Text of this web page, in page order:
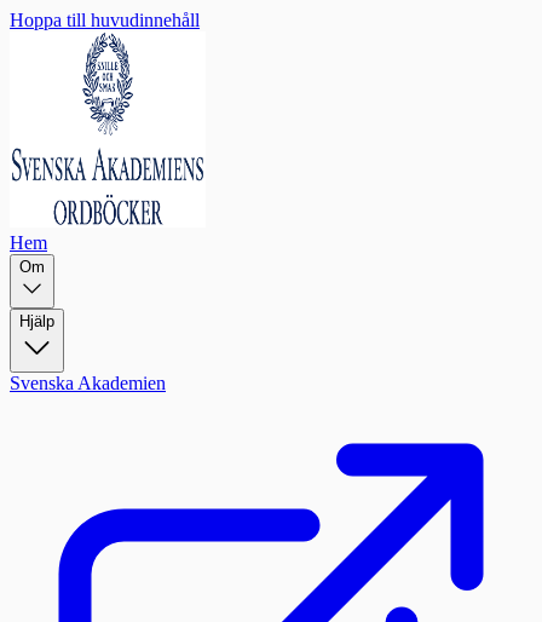
Hoppa till huvudinnehåll
Hem
Om
Hjälp
Svenska Akademien